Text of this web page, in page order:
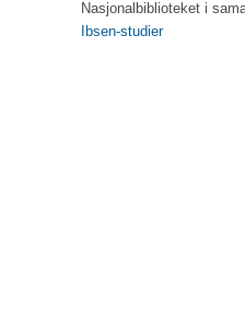
Nasjonalbiblioteket i
Ibsen-studier